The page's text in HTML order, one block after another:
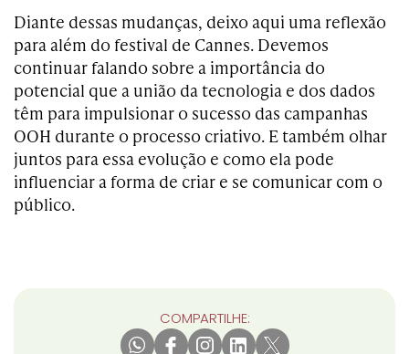
Diante dessas mudanças, deixo aqui uma reflexão
para além do festival de Cannes. Devemos
continuar falando sobre a importância do
potencial que a união da tecnologia e dos dados
têm para impulsionar o sucesso das campanhas
OOH durante o processo criativo. E também olhar
juntos para essa evolução e como ela pode
influenciar a forma de criar e se comunicar com o
público.
COMPARTILHE: